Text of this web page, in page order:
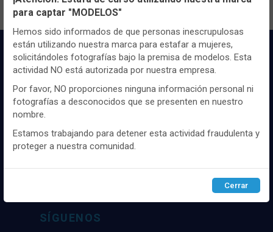
marcaas de ropa y complementos del
mercado, marcas tanto nacionales como
experiencia como proveedor de los mejores
SÍGUENOS
Utilizamos cookies propias y de terceros, de sesión o
persistentes, para hacer funcionar de manera segura nuestra
página web y personalizar su contenido.
Igualmente, utilizamos cookies para medir y obtener datos de
la navegación que realizas y para ajustar el contenido a tus
gustos y preferencias.
Puedesconfigurary aceptar el uso de cookies a tu gusto.
Para obtener más información visita nuestra
cookies.
Configurar Rechazar ACEPTAR
para captar "MODELOS"
Hemos sido informados de que personas inescrupulosas
están utilizando nuestra marca para estafar a mujeres,
solicitándoles fotografías bajo la premisa de modelos. Esta
actividad NO está autorizada por nuestra empresa.
Por favor, NO proporciones ninguna información personal ni
fotografías a desconocidos que se presenten en nuestro
nombre.
Estamos trabajando para detener esta actividad fraudulenta y
proteger a nuestra comunidad.
Cerrar